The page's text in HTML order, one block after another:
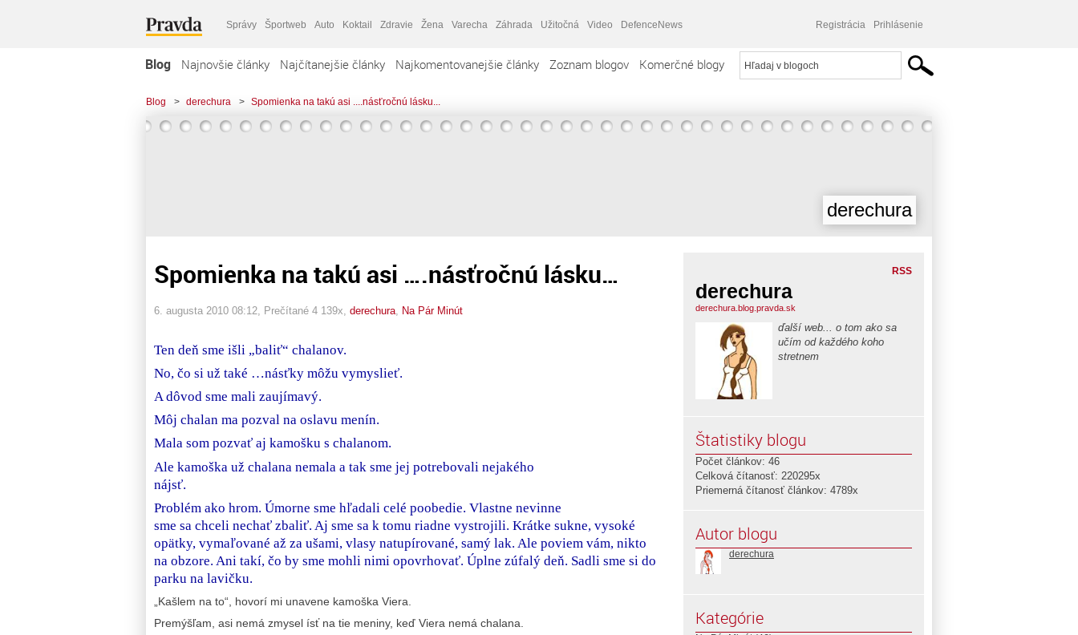
Správy Športweb Auto Koktail Zdravie Žena Varecha Záhrada Užitočná Video DefenceNews Registrácia Prihlásenie
Blog Najnovšie články Najčítanejšie články Najkomentovanejšie články Zoznam blogov Komerčné blogy
Blog > derechura > Spomienka na takú asi ....násťročnú lásku...
derechura
Spomienka na takú asi ….násťročnú lásku…
6. augusta 2010 08:12 , Prečítané 4 139x, derechura Na Pár Minút
Ten deň sme išli „baliť“ chalanov.
No, čo si už také …násťky môžu vymyslieť.
A dôvod sme mali zaujímavý.
Môj chalan ma pozval na oslavu menín.
Mala som pozvať aj kamošku s chalanom.
Ale kamoška už chalana nemala a tak sme jej potrebovali nejakého
nájsť.
Problém ako hrom. Úmorne sme hľadali celé poobedie. Vlastne nevinne
sme sa chceli nechať zbaliť. Aj sme sa k tomu riadne vystrojili. Krátke sukne, vysoké
opätky, vymaľované až za ušami, vlasy natupírované, samý lak. Ale poviem vám, nikto
na obzore. Ani takí, čo by sme mohli nimi opovrhovať. Úplne zúfalý deň. Sadli sme si do
parku na lavičku.
„Kašlem na to“, hovorí mi unavene kamoška Viera.
Premýšľam, asi nemá zmysel ísť na tie meniny, keď Viera nemá chalana.
RSS
derechura
derechura.blog.pravda.sk
ďalší web... o tom ako sa
učím od každého koho
stretnem
Štatistiky blogu
Počet článkov: 46
Celková čítanosť: 220295x
Priemerná čítanosť článkov: 4789x
Autor blogu
derechura
Kategórie